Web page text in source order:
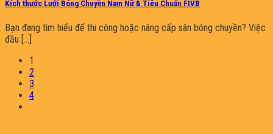
Kích thước Lưới Bóng Chuyền Nam Nữ & Tiêu Chuẩn FIVB
Bạn đang tìm hiểu để thi công hoặc nâng cấp sân bóng chuyền? Việc
đầu [...]
1
2
3
4